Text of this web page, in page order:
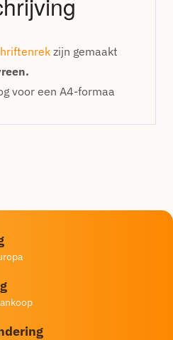
zijn gemaakt
voor een A4-formaa